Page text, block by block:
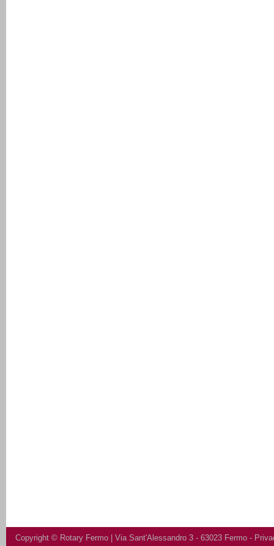
Copyright © Rotary Fermo | Via Sant'Alessandro 3 - 63023 Fermo -